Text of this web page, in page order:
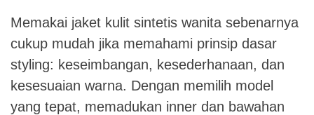
Memakai jaket kulit sintetis wanita sebenarnya
cukup mudah jika memahami prinsip dasar
styling: keseimbangan, kesederhanaan, dan
kesesuaian warna. Dengan memilih model
yang tepat, memadukan inner dan bawahan